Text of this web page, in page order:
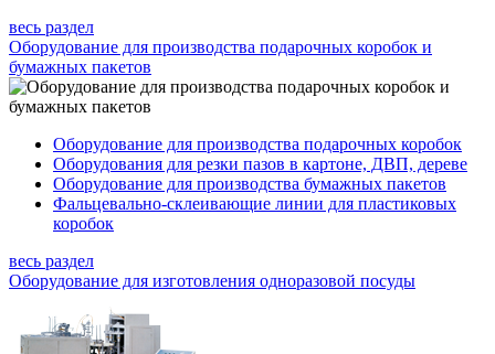
весь раздел
Оборудование для производства подарочных коробок и
бумажных пакетов
Оборудование для производства подарочных коробок
Оборудования для резки пазов в картоне, ДВП, дереве
Оборудование для производства бумажных пакетов
Фальцевально-склеивающие линии для пластиковых
коробок
весь раздел
Оборудование для изготовления одноразовой посуды